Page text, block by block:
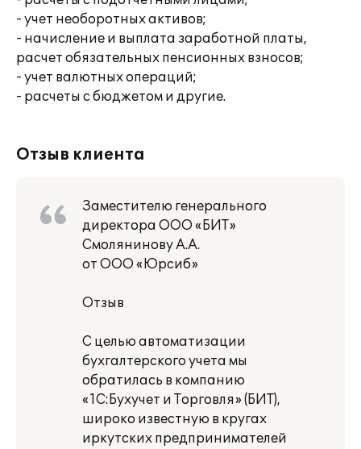
- учет необоротных активов;
- начисление и выплата заработной платы,
расчет обязательных пенсионных взносов;
- учет валютных операций;
- расчеты с бюджетом и другие.
Отзыв клиента
Заместителю генерального
директора ООО «БИТ»
Смолянинову А.А.
от ООО «Юрсиб»
Отзыв
С целью автоматизации
бухгалтерского учета мы
обратилась в компанию
«1С:Бухучет и Торговля» (БИТ),
широко известную в кругах
иркутских предпринимателей